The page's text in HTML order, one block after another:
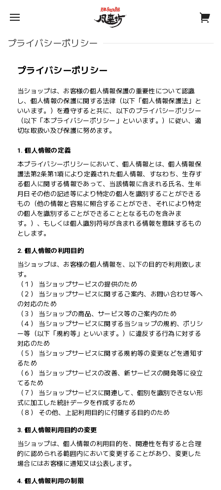
プライバシーポリシー
プライバシーポリシー
当ショップは、お客様の個人情報保護の重要性について認識
し、個人情報の保護に関する法律（以下「個人情報保護法」と
いいます。）を遵守すると共に、以下のプライバシーポリシー
（以下「本プライバシーポリシー」といいます。）に従い、適
切な取扱い及び保護に努めます。
1. 個人情報の定義
本プライバシーポリシーにおいて、個人情報とは、個人情報保
護法第2条第1項により定義された個人情報、すなわち、生存す
る個人に関する情報であって、当該情報に含まれる氏名、生年
月日その他の記述等により特定の個人を識別することができる
もの（他の情報と容易に照合することができ、それにより特定
の個人を識別することができることとなるものを含みま
す。）、もしくは個人識別符号が含まれる情報を意味するもの
とします。
2. 個人情報の利用目的
当ショップは、お客様の個人情報を、以下の目的で利用致しま
す。
（１） 当ショップサービスの提供のため
（２） 当ショップサービスに関するご案内、お問い合わせ等へ
の対応のため
（３） 当ショップの商品、サービス等のご案内のため
（４） 当ショップサービスに関する当ショップの規約、ポリシ
ー等（以下「規約等」といいます。）に違反する行為に対する
対応のため
（５） 当ショップサービスに関する規約等の変更などを通知す
るため
（６） 当ショップサービスの改善、新サービスの開発等に役立
てるため
（７） 当ショップサービスに関連して、個別を識別できない形
式に加工した統計データを作成するため
（８） その他、上記利用目的に付随する目的のため
3. 個人情報利用目的の変更
当ショップは、個人情報の利用目的を、関連性を有すると合理
的に認められる範囲内において変更することがあり、変更した
場合にはお客様に通知又は公表します。
4. 個人情報利用の制限